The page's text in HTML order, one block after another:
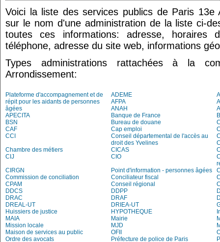
Voici la liste des services publics de Paris 13e
sur le nom d'une administration de la liste ci-
toutes ces informations: adresse, horaires
téléphone, adresse du site web, informations
Types administrations rattachées à la
Arrondissement:
Plateforme d'accompagnement et de
répit pour les aidants de personnes
âgées
ADEME
AFPA
ANAH
APECITA
Banque de France
BSN
Bureau de douane
CAF
Cap emploi
CCI
Conseil départemental de l'accès au
droit des Yvelines
Chambre des métiers
CICAS
CIJ
CIO
CIRGN
Point d'information - personnes âgées
Commission de conciliation
Conciliateur fiscal
CPAM
Conseil régional
DDCS
DDPP
DRAC
DRAF
DREAL-UT
DRIEA-UT
Huissiers de justice
HYPOTHEQUE
MAIA
Mairie
Mission locale
MJD
Maison de services au public
OFII
Ordre des avocats
Préfecture de police de Paris